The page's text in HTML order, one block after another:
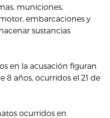
municiones,
embarcaciones y
sustancias
en la acusación figuran
8 años, ocurridos el 21 de
ocurridos en